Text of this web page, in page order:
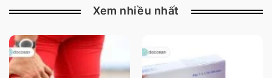
Xem nhiều nhất